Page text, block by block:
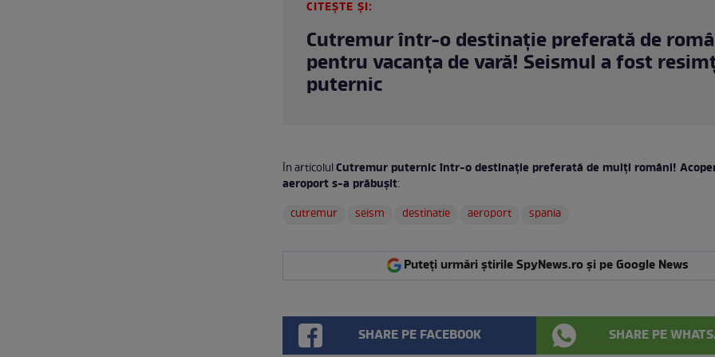
CITEȘTE ȘI:
Cutremur într-o destinație preferată de
pentru vacanța de vară! Seismul a fost
puternic
În articolulCutremur puternic într-o destinație preferată de mulți români!
aeroport s-a prăbușit:
cutremur
seism destinatie aeroport spania
Puteți urmări știrile SpyNews.ro și pe Google News
SHARE PE FACEBOOK SHARE PE